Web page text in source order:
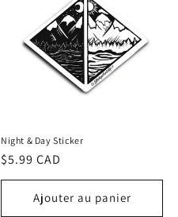
Night & Day Sticker
Prix
habituel
$5.99 CAD
Ajouter au panier